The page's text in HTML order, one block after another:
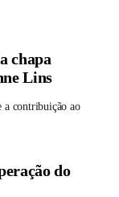
chapa
Lins
a contribuição ao
do